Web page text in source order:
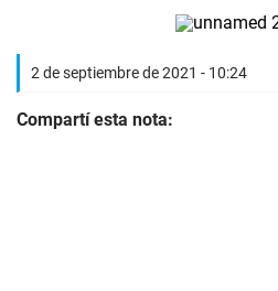
2 de septiembre de 2021 - 10:24
Compartí esta nota: